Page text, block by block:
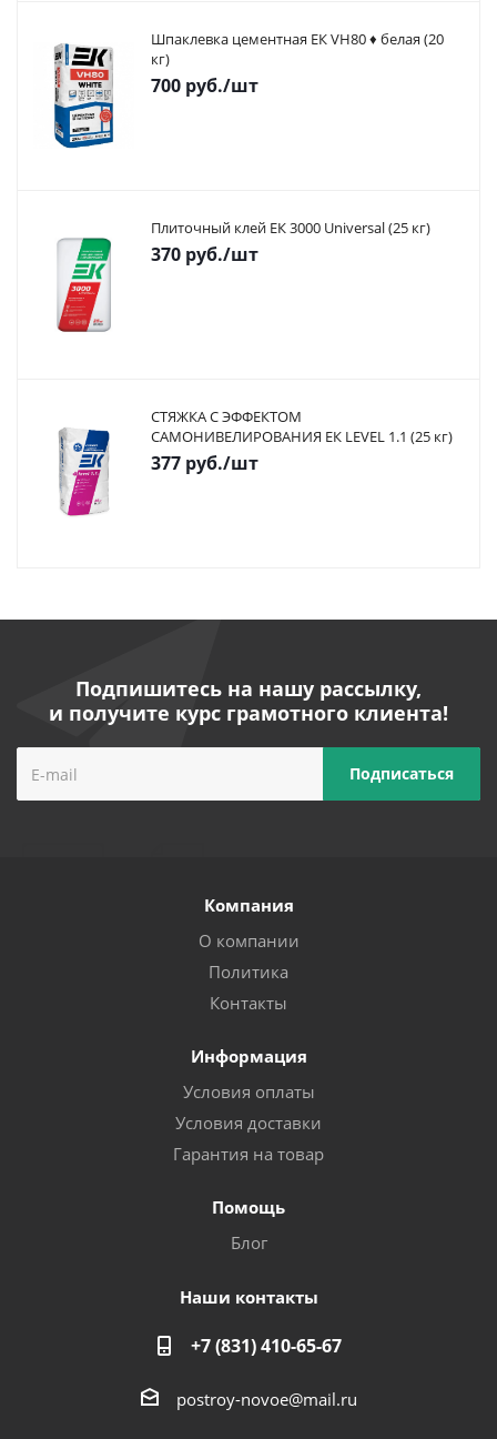
Шпаклевка цементная ЕК VH80 ♦ белая (20
кг)
700 руб./шт
Плиточный клей ЕК 3000 Universal (25 кг)
370 руб./шт
СТЯЖКА С ЭФФЕКТОМ
САМОНИВЕЛИРОВАНИЯ ЕК LEVEL 1.1 (25 кг)
377 руб./шт
Подпишитесь на нашу рассылку,
и получите курс грамотного клиента!
Компания
О компании
Политика
Контакты
Информация
Условия оплаты
Условия доставки
Гарантия на товар
Помощь
Блог
Наши контакты
+7 (831) 410-65-67
postroy-novoe@mail.ru